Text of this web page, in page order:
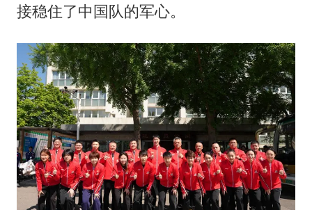
接稳住了中国队的军心。